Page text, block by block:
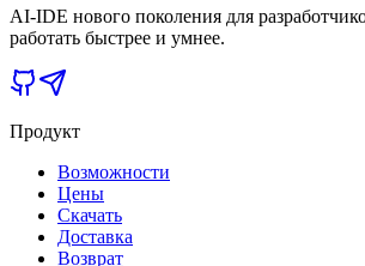
AI-IDE нового поколения для
работать быстрее и умнее.
Продукт
Возможности
Цены
Скачать
Доставка
Возврат